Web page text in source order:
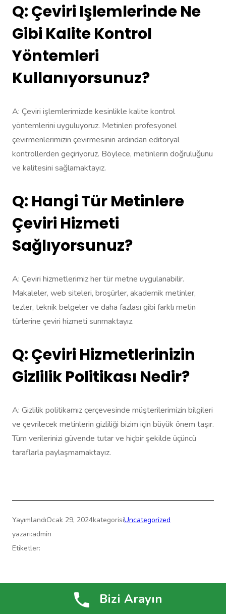
Q: Çeviri Işlemlerinde Ne
Gibi Kalite Kontrol
Yöntemleri
Kullanıyorsunuz?
A: Çeviri işlemlerimizde kesinlikle kalite kontrol
yöntemlerini uyguluyoruz. Metinleri profesyonel
çevirmenlerimizin çevirmesinin ardından editoryal
kontrollerden geçiriyoruz. Böylece, metinlerin doğruluğunu
ve kalitesini sağlamaktayız.
Q: Hangi Tür Metinlere
Çeviri Hizmeti
Sağlıyorsunuz?
A: Çeviri hizmetlerimiz her tür metne uygulanabilir.
Makaleler, web siteleri, broşürler, akademik metinler,
tezler, teknik belgeler ve daha fazlası gibi farklı metin
türlerine çeviri hizmeti sunmaktayız.
Q: Çeviri Hizmetlerinizin
Gizlilik Politikası Nedir?
A: Gizlilik politikamız çerçevesinde müşterilerimizin bilgileri
ve çevrilecek metinlerin gizliliği bizim için büyük önem taşır.
Tüm verilerinizi güvende tutar ve hiçbir şekilde üçüncü
taraflarla paylaşmamaktayız.
YayımlandıOcak 29, 2024kategorisiUncategorized
yazarı:admin
Etiketler:
gururla sunar Bizi Arayın